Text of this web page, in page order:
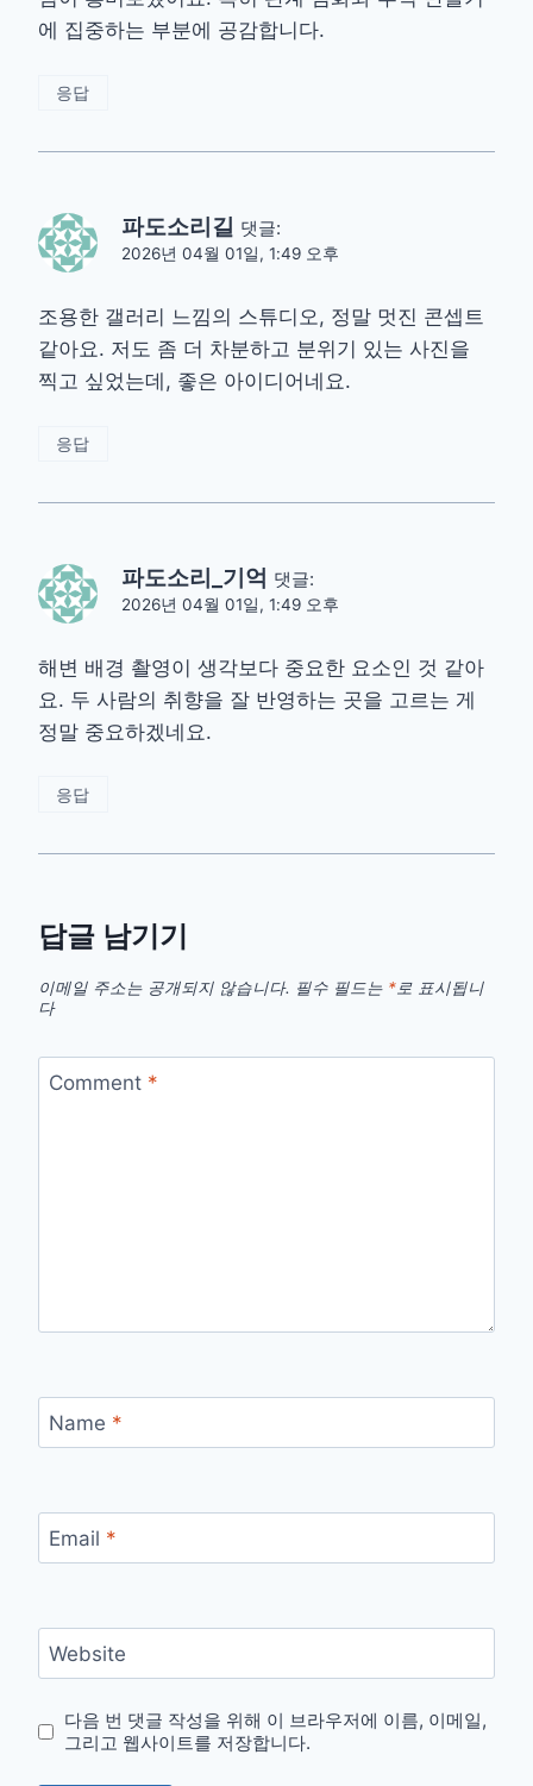
에 집중하는 부분에 공감합니다.
응답
파도소리길 댓글:
2026년 04월 01일, 1:49 오후
조용한 갤러리 느낌의 스튜디오, 정말 멋진 콘셉트
같아요. 저도 좀 더 차분하고 분위기 있는 사진을
찍고 싶었는데, 좋은 아이디어네요.
응답
파도소리_기억 댓글:
2026년 04월 01일, 1:49 오후
해변 배경 촬영이 생각보다 중요한 요소인 것 같아
요. 두 사람의 취향을 잘 반영하는 곳을 고르는 게
정말 중요하겠네요.
응답
답글 남기기
이메일 주소는 공개되지 않습니다. 필수 필드는 *로 표시됩니
다
Comment *
Name *
Email *
Website
다음 번 댓글 작성을 위해 이 브라우저에 이름, 이메일,
그리고 웹사이트를 저장합니다.